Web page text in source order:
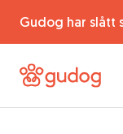
Gudog har slått